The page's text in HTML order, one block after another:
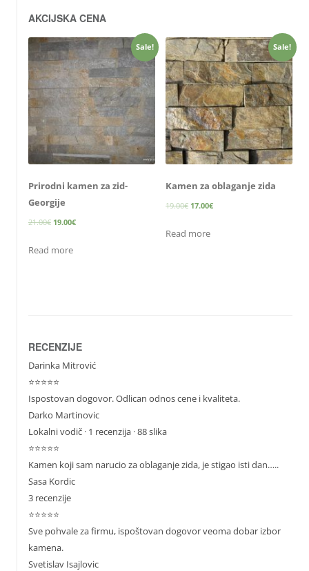
AKCIJSKA CENA
Sale!
Prirodni kamen za zid-
Georgije
21.00€ 19.00€
Read more
Sale!
Kamen za oblaganje zida
19.00€ 17.00€
Read more
RECENZIJE
Darinka Mitrović
⭐⭐⭐⭐⭐
Ispostovan dogovor. Odlican odnos cene i kvaliteta.
Darko Martinovic
Lokalni vodič· 1 recenzija · 88 slika
⭐⭐⭐⭐⭐
Kamen koji sam narucio za oblaganje zida, je stigao isti dan…..
Sasa Kordic
3 recenzije
⭐⭐⭐⭐⭐
Sve pohvale za firmu, ispoštovan dogovor veoma dobar izbor
kamena.
Svetislav Isajlovic